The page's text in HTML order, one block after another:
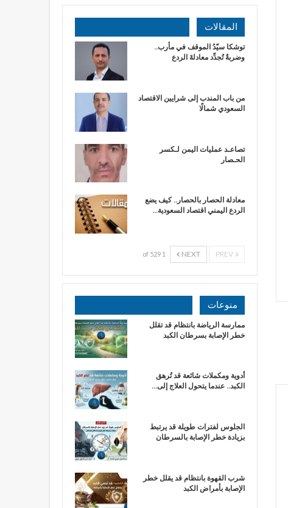
المقالات
توشكا سيّدُ الموقف في مأرب..
وضربةٌ تُجدِّد معادلةَ الردع
من باب المندب إلى شرايين الاقتصاد
السعودي شمالًا
تصاعـد عمليات اليمن لـكسر
الحـصار
معادلة الحصار بالحصار.. كيف يضع
الردع اليمني اقتصاد السعودية…
NEXT
1 of 529
منوعات
ممارسة الرياضة بانتظام قد تقلل
خطر الإصابة بسرطان الكبد
أدوية ومكملات شائعة قد تُرهق
الكبد.. عندما يتحول العلاج إلى…
الجلوس لفترات طويلة قد يرتبط
بزيادة خطر الإصابة بالسرطان
شرب القهوة بانتظام قد يقلل خطر
الإصابة بأمراض الكبد